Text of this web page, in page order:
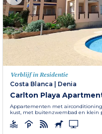
Verblijf in Residentie
Costa Blanca
Denia
Carlton Playa
Appartementen met
kust, met buitenzwembad en klein